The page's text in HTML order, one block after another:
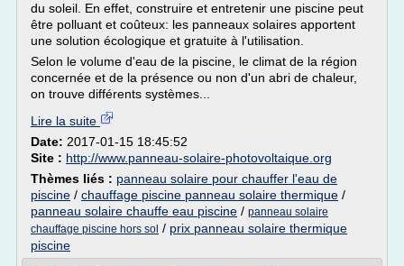
du soleil. En effet, construire et entretenir une piscine peut
être polluant et coûteux: les panneaux solaires apportent
une solution écologique et gratuite à l'utilisation.
Selon le volume d'eau de la piscine, le climat de la région
concernée et de la présence ou non d'un abri de chaleur,
on trouve différents systèmes...
Lire la suite
Date: 2017-01-15 18:45:52
Site : http://www.panneau-solaire-photovoltaique.org
Thèmes liés : panneau solaire pour chauffer l'eau de
piscine / chauffage piscine panneau solaire thermique /
panneau solaire chauffe eau piscine / panneau solaire
chauffage piscine hors sol / prix panneau solaire thermique
piscine